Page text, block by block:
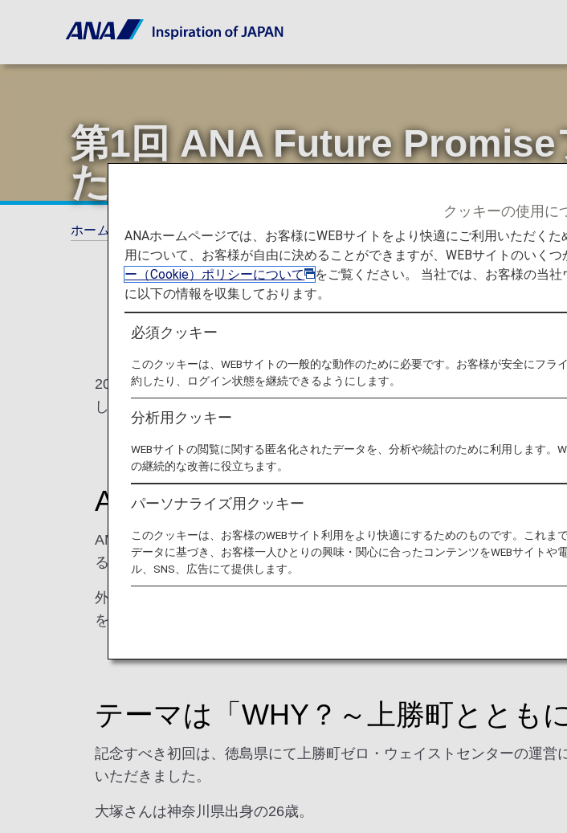
第1回 ANA Future
た！
ホーム ANAからのお知らせ ANA Future Promise 第1回 ANA Future
2023年8月、第1回 ANA Future Promiseフォーラムを開催し、対面・オ
しました。
ANA Future Promiseフォーラムとは
ANAグループが掲げている、環境に関する中長期目標の達成に向けて
ることを目的に、今年度より新設しました。
外部の方を講師としてお招きし、日常の業務の中では得ることが難しい
を皆で考えます。
テーマは「WHY？～上勝町ととも
記念すべき初回は、徳島県にて上勝町ゼロ・ウェイストセンターの運
いただきました。
大塚さんは神奈川県出身の26歳。
クッキーの使用に
ANAホームページでは、お客様にWEBサイトをより快適にご利用いただく
用について、お客様が自由に決めることができますが、WEBサイトのいく
ー（Cookie）ポリシーについて
をご覧ください。 当社では、お客様の当
に以下の情報を収集しております。
必須クッキー
このクッキーは、WEBサイトの一般的な動作のために必要です。お客様が安全にフラ
約したり、ログイン状態を継続できるようにします。
分析用クッキー
WEBサイトの閲覧に関する匿名化されたデータを、分析や統計のために利用します。
の継続的な改善に役立ちます。
パーソナライズ用クッキー
このクッキーは、お客様のWEBサイト利用をより快適にするためのものです。これま
データに基づき、お客様一人ひとりの興味・関心に合ったコンテンツをWEBサイトや
ル、SNS、広告にて提供します。